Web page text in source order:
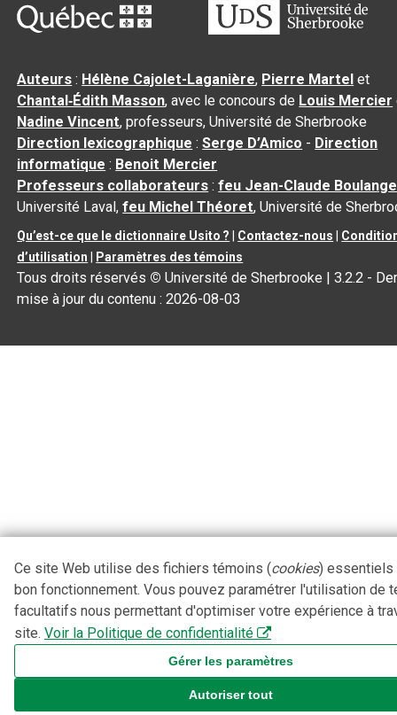
Auteurs : Hélène Cajolet-Laganière, Pierre Martel et
Chantal‑Édith Masson, avec le concours de Louis Mercier
Nadine Vincent, professeurs, Université de Sherbrooke
Direction lexicographique :Serge D’Amico - Direction
informatique : Benoit Mercier
Professeurs collaborateurs :feu Jean-Claude
Université Laval,feu Michel Théoret, Université de
Qu’est-ce que le dictionnaire Usito ? Contactez-nous
d’utilisation
Paramètres des témoins
Tous droits réservés © Université de Sherbrooke |3.2.2 -
mise à jour du contenu :2026-08-03
Ce site Web utilise des fichiers témoins (cookies) essentiels
bon fonctionnement. Vous pouvez paramétrer l'utilisation de
facultatifs nous permettant d'optimiser votre expérience à
site. Voir la Politique de confidentialité
Gérer les paramètres
Autoriser tout